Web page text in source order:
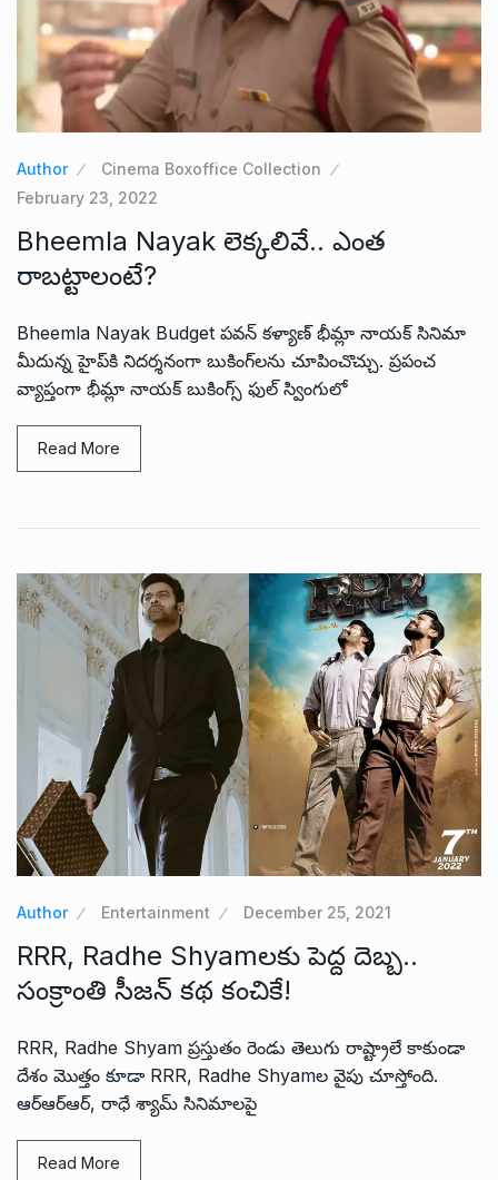
Author
Cinema Boxoffice Collection
February 23, 2022
Bheemla Nayak లెక్కలివే.. ఎంత
రాబట్టాలంటే?
Bheemla Nayak Budget పవన్ కళ్యాణ్ భీమ్లా నాయక్ సినిమా
మీదున్న హైప్‌కి నిదర్శనంగా బుకింగ్‌లను చూపించొచ్చు. ప్రపంచ
వ్యాప్తంగా భీమ్లా నాయక్ బుకింగ్స్ ఫుల్ స్వింగులో
Read More
Author Entertainment December 25, 2021
RRR, Radhe Shyamలకు పెద్ద దెబ్బ..
సంక్రాంతి సీజన్ కథ కంచికే!
RRR, Radhe Shyam ప్రస్తుతం రెండు తెలుగు రాష్ట్రాలే కాకుండా
దేశం మొత్తం కూడా RRR, Radhe Shyamల వైపు చూస్తోంది.
ఆర్ఆర్ఆర్, రాధే శ్యామ్ సినిమాలపై
Read More